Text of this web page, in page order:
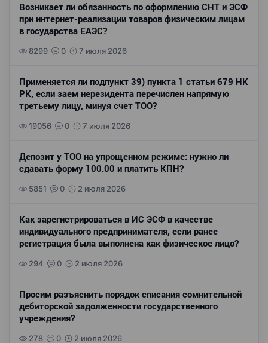
Возникает ли обязанность по оформлению СНТ и ЭСФ
при интернет-реализации товаров физическим лицам
в государства ЕАЭС?
8299 0 7 июля 2026
Применяется ли подпункт 39) пункта 1 статьи 679 НК
РК, если заем нерезидента перечислен напрямую
третьему лицу, минуя счет ТОО?
19056 0 7 июля 2026
Депозит у ТОО на упрощенном режиме: нужно ли
сдавать форму 100.00 и платить КПН?
5851 0 2 июля 2026
Как зарегистрироваться в ИС ЭСФ в качестве
индивидуального предпринимателя, если ранее
регистрация была выполнена как физическое лицо?
294 0 2 июля 2026
Просим разъяснить порядок списания сомнительной
дебиторской задолженности государственного
учреждения?
278 0 2 июля 2026